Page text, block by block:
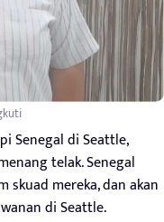
Senegal di Seattle,
telak. Senegal
skuad mereka, dan akan
di Seattle.